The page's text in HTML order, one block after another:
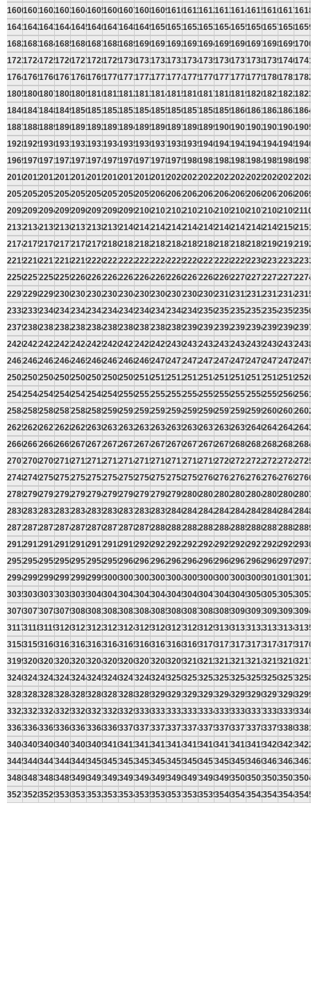
160016011602160316041605160616071608160916101611161216131614161516161617
164116421643164416451646164716481649165016511652165316541655165616571658
168216831684168516861687168816891690169116921693169416951696169716981699
172317241725172617271728172917301731173217331734173517361737173817391740
176417651766176717681769177017711772177317741775177617771778177917801781
180518061807180818091810181118121813181418151816181718181819182018211822
184618471848184918501851185218531854185518561857185818591860186118621863
188718881889189018911892189318941895189618971898189919001901190219031904
192819291930193119321933193419351936193719381939194019411942194319441945
196919701971197219731974197519761977197819791980198119821983198419851986
201020112012201320142015201620172018201920202021202220232024202520262027
205120522053205420552056205720582059206020612062206320642065206620672068
209220932094209520962097209820992100210121022103210421052106210721082109
213321342135213621372138213921402141214221432144214521462147214821492150
217421752176217721782179218021812182218321842185218621872188218921902191
221522162217221822192220222122222223222422252226222722282229223022312232
225622572258225922602261226222632264226522662267226822692270227122722273
229722982299230023012302230323042305230623072308230923102311231223132314
233823392340234123422343234423452346234723482349235023512352235323542355
237923802381238223832384238523862387238823892390239123922393239423952396
242024212422242324242425242624272428242924302431243224332434243524362437
246124622463246424652466246724682469247024712472247324742475247624772478
250225032504250525062507250825092510251125122513251425152516251725182519
254325442545254625472548254925502551255225532554255525562557255825592560
258425852586258725882589259025912592259325942595259625972598259926002601
262526262627262826292630263126322633263426352636263726382639264026412642
266626672668266926702671267226732674267526762677267826792680268126822683
270727082709271027112712271327142715271627172718271927202721272227232724
274827492750275127522753275427552756275727582759276027612762276327642765
278927902791279227932794279527962797279827992800280128022803280428052806
283028312832283328342835283628372838283928402841284228432844284528462847
287128722873287428752876287728782879288028812882288328842885288628872888
291229132914291529162917291829192920292129222923292429252926292729282929
295329542955295629572958295929602961296229632964296529662967296829692970
299429952996299729982999300030013002300330043005300630073008300930103011
303530363037303830393040304130423043304430453046304730483049305030513052
307630773078307930803081308230833084308530863087308830893090309130923093
311731183119312031213122312331243125312631273128312931303131313231333134
315831593160316131623163316431653166316731683169317031713172317331743175
319932003201320232033204320532063207320832093210321132123213321432153216
324032413242324332443245324632473248324932503251325232533254325532563257
328132823283328432853286328732883289329032913292329332943295329632973298
332233233324332533263327332833293330333133323333333433353336333733383339
336333643365336633673368336933703371337233733374337533763377337833793380
340434053406340734083409341034113412341334143415341634173418341934203421
344534463447344834493450345134523453345434553456345734583459346034613462
348634873488348934903491349234933494349534963497349834993500350135023503
352735283529353035313532353335343535353635373538353935403541354235433544